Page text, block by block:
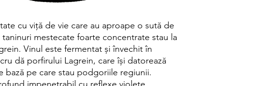
cu viță de vie care au aproape o sută de
taninuri mestecate foarte concentrate stau la
Vinul este fermentat și învechit în
dă porfirului Lagrein, care își datorează
bază pe care stau podgoriile regiunii.